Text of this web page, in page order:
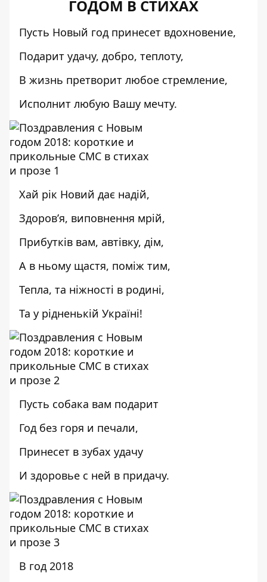
ГОДОМ В СТИХАХ
Пусть Новый год принесет вдохновение,
Подарит удачу, добро, теплоту,
В жизнь претворит любое стремление,
Исполнит любую Вашу мечту.
Хай рік Новий дає надій,
Здоров’я, виповнення мрій,
Прибутків вам, автівку, дім,
А в ньому щастя, поміж тим,
Тепла, та ніжності в родині,
Та у рідненькій Україні!
Пусть собака вам подарит
Год без горя и печали,
Принесет в зубах удачу
И здоровье с ней в придачу.
В год 2018